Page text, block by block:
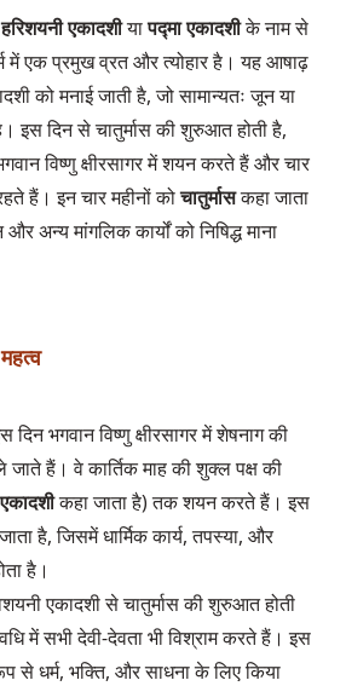
हरिशयनी एकादशी या पद्मा एकादशी के नाम से
में एक प्रमुख व्रत और त्योहार है। यह आषाढ़
को मनाई जाती है, जो सामान्यतः जून या
इस दिन से चातुर्मास की शुरुआत होती है,
विष्णु क्षीरसागर में शयन करते हैं और चार
हैं। इन चार महीनों को चातुर्मास कहा जाता
अन्य मांगलिक कार्यों को निषिद्ध माना
दिन भगवान विष्णु क्षीरसागर में शेषनाग की
जाते हैं। वे कार्तिक माह की शुक्ल पक्ष की
कहा जाता है) तक शयन करते हैं। इस
है, जिसमें धार्मिक कार्य, तपस्या, और
एकादशी से चातुर्मास की शुरुआत होती
में सभी देवी-देवता भी विश्राम करते हैं। इस
से धर्म, भक्ति, और साधना के लिए किया